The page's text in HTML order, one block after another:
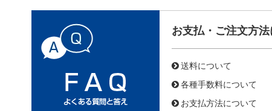
お支払・ご注文方
送料について
各種手数料について
お支払方法について